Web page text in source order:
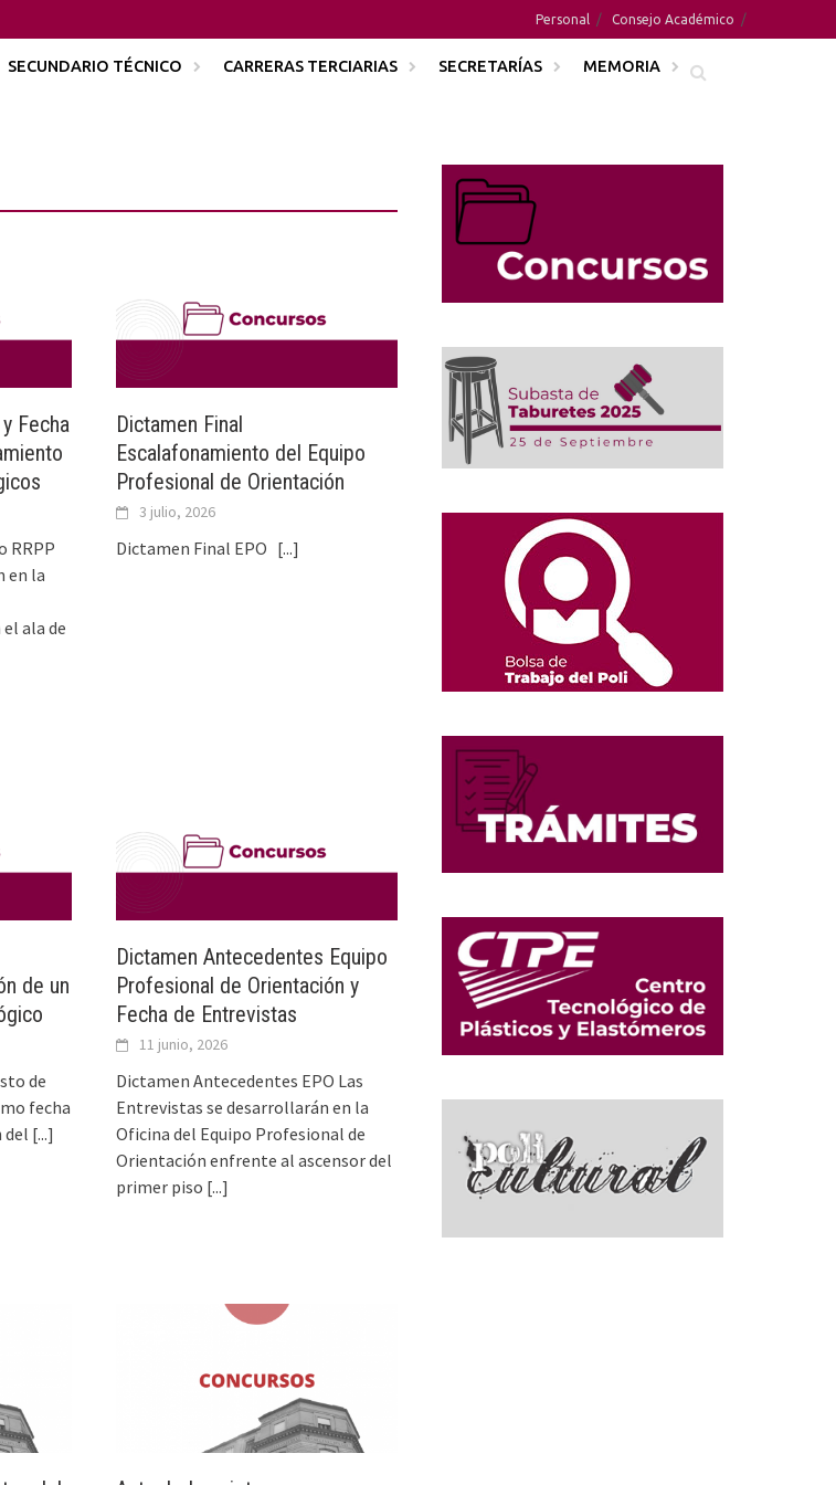
Personal Consejo Académico
SECUNDARIO TÉCNICO CARRERAS TERCIARIAS SECRETARÍAS MEMORIA
Fecha
RRPP
en la
ala de
Dictamen Final
Escalafonamiento del Equipo
Profesional de Orientación
3 julio, 2026
Dictamen Final EPO [...]
de un
de
fecha
del [...]
Dictamen Antecedentes Equipo
Profesional de Orientación y
Fecha de Entrevistas
11 junio, 2026
Dictamen Antecedentes EPO Las
Entrevistas se desarrollarán en la
Oficina del Equipo Profesional de
Orientación enfrente al ascensor del
primer piso [...]